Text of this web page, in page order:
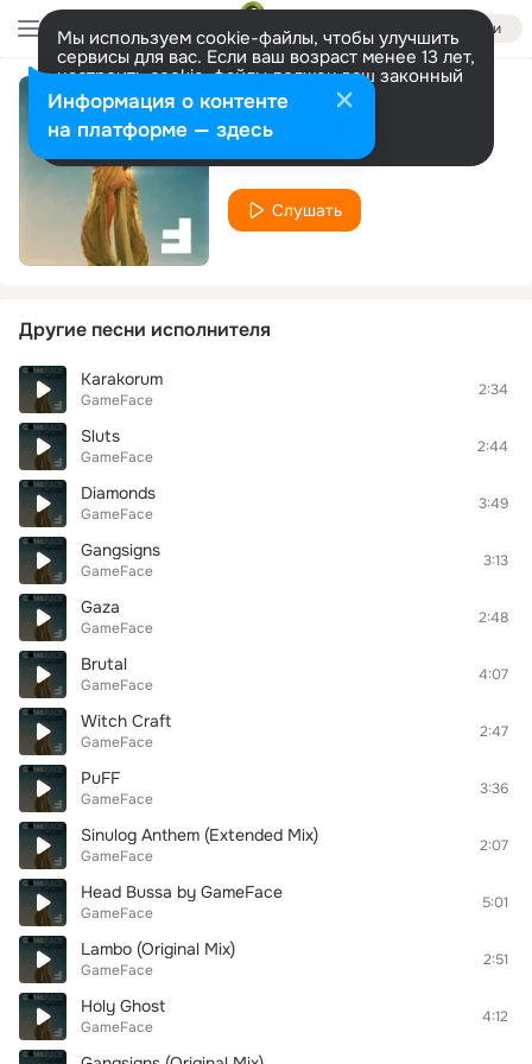
Войти
Мы используем cookie-файлы, чтобы улучшить
сервисы для вас. Если ваш возраст менее 13 лет,
настроить cookie-файлы должен ваш законный
представитель. Больше информации
Разрешить все Настроить
Bang Bang
GameFace
Слушать
Другие песни исполнителя
Karakorum
GameFace
2:34
Sluts
GameFace
2:44
Diamonds
GameFace
3:49
Gangsigns
GameFace
3:13
Gaza
GameFace
2:48
Brutal
GameFace
4:07
Witch Craft
GameFace
2:47
PuFF
GameFace
3:36
Sinulog Anthem (Extended Mix)
GameFace
2:07
Head Bussa by GameFace
GameFace
5:01
Lambo (Original Mix)
GameFace
2:51
Holy Ghost
GameFace
4:12
Информация о контенте
на платформе — здесь